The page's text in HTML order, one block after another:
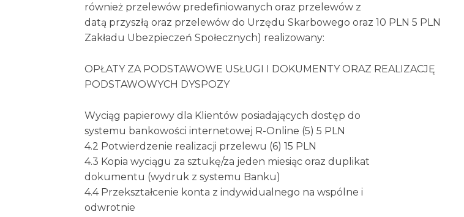
również przelewów predefiniowanych oraz przelewów z
datą przyszłą oraz przelewów do Urzędu Skarbowego oraz 10 PLN 5 PLN
Zakładu Ubezpieczeń Społecznych) realizowany:
OPŁATY ZA PODSTAWOWE USŁUGI I DOKUMENTY ORAZ REALIZACJĘ
PODSTAWOWYCH DYSPOZY
Wyciąg papierowy dla Klientów posiadających dostęp do
systemu bankowości internetowej R-Online (5) 5 PLN
4.2 Potwierdzenie realizacji przelewu (6) 15 PLN
4.3 Kopia wyciągu za sztukę/za jeden miesiąc oraz duplikat
dokumentu (wydruk z systemu Banku)
4.4 Przekształcenie konta z indywidualnego na wspólne i
odwrotnie